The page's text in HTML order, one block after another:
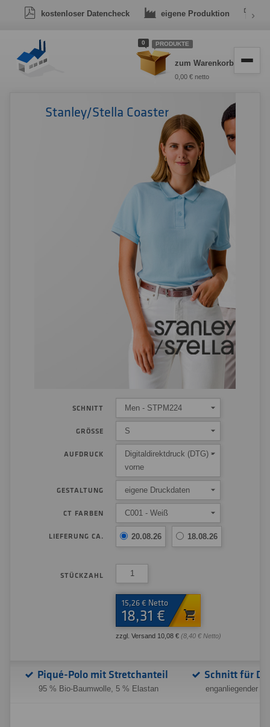
kostenloser Datencheck eigene Produktion ›
0 PRODUKTE
zum Warenkorb
0,00 € netto
Stanley/Stella Coaster
SCHNITT Men - STPM224
GRÖSSE S
AUFDRUCK
Digitaldirektdruck (DTG) -
vorne
GESTALTUNG eigene Druckdaten
CT FARBEN C001 - Weiß
LIEFERUNG CA. 20.08.26 18.08.26
STÜCKZAHL
15,26 € Netto
18,31 €
zzgl. Versand 10,08 € (8,40 € Netto)
Piqué-Polo mit Stretchanteil
95 % Bio-Baumwolle, 5 % Elastan
Schnitt für
enganliegender